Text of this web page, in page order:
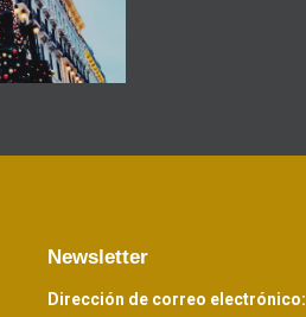
Newsletter
Dirección de correo electrónico: